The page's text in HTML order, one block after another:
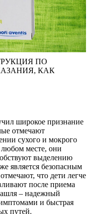
ПО
КАК
широкое признание
отмечают
сухого и мокрого
месте, они
выделению
является безопасным
что дети легче
после приема
– надежный
и быстрая
путей.